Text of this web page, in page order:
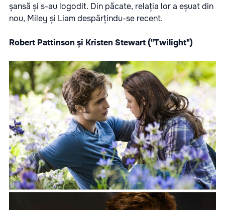
șansă și s-au logodit. Din păcate, relația lor a eșuat din
nou, Miley și Liam despărțindu-se recent.
Robert Pattinson și Kristen Stewart ("Twilight")